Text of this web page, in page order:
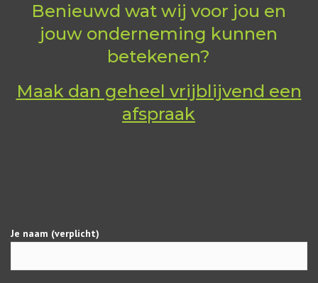
Benieuwd wat wij voor jou en
jouw onderneming kunnen
betekenen?
Maak dan geheel vrijblijvend een
afspraak
Je naam (verplicht)